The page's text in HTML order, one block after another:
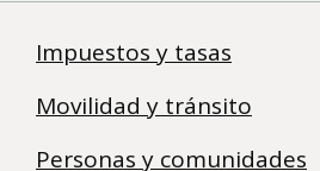
Impuestos y tasas
Movilidad y tránsito
Personas y comunidades